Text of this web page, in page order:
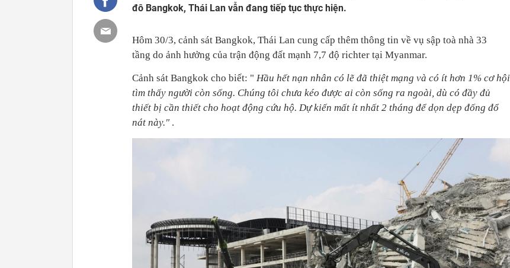
đô Bangkok, Thái Lan vẫn đang tiếp tục thực hiện.
Hôm 30/3, cảnh sát Bangkok, Thái Lan cung cấp thêm thông tin về vụ sập toà nhà 33
tầng do ảnh hưởng của trận động đất mạnh 7,7 độ richter tại Myanmar.
Cảnh sát Bangkok cho biết: " Hầu hết nạn nhân có lẽ đã thiệt mạng và có ít hơn 1% cơ hội
tìm thấy người còn sống. Chúng tôi chưa kéo được ai còn sống ra ngoài, dù có đầy đủ
thiết bị cần thiết cho hoạt động cứu hộ. Dự kiến mất ít nhất 2 tháng để dọn dẹp đống đổ
nát này." .